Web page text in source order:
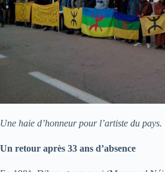
Une haie d’honneur pour l’artiste du pays.
Un retour après 33 ans d’absence